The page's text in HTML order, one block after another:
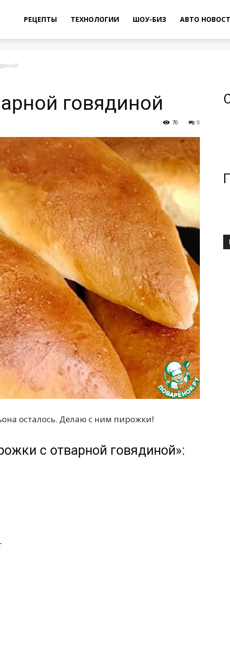
РЕЦЕПТЫ ТЕХНОЛОГИИ ШОУ-БИЗ АВТО
говядиной
0
70
осталось. Делаю с ним пирожки!
с отварной говядиной»: